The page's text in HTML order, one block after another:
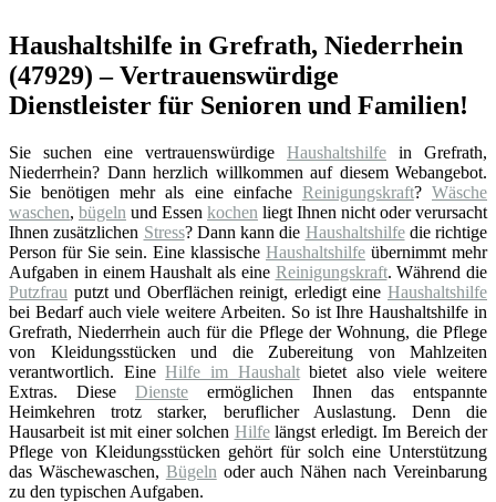
Haushaltshilfe in Grefrath, Niederrhein
(47929) – Vertrauenswürdige
Dienstleister für Senioren und Familien!
Sie suchen eine vertrauenswürdige Haushaltshilfe in Grefrath,
Niederrhein? Dann herzlich willkommen auf diesem Webangebot.
Sie benötigen mehr als eine einfache Reinigungskraft?Wäsche
waschen, bügeln und Essen kochen liegt Ihnen nicht oder verursacht
Ihnen zusätzlichen Stress? Dann kann die Haushaltshilfedie richtige
Person für Sie sein. Eine klassische Haushaltshilfe übernimmt mehr
Aufgaben in einem Haushalt als eine Reinigungskraft. Während die
Putzfrau putzt und Oberflächen reinigt, erledigt eine Haushaltshilfe
bei Bedarf auch viele weitere Arbeiten. So ist Ihre Haushaltshilfe in
Grefrath, Niederrhein auch für die Pflege der Wohnung, die Pflege
von Kleidungsstücken und die Zubereitung von Mahlzeiten
verantwortlich. EineHilfe im Haushaltbietet also viele weitere
Extras. Diese Dienste ermöglichen Ihnen das entspannte
Heimkehren trotz starker, beruflicher Auslastung. Denn die
Hausarbeit ist mit einer solchen Hilfelängst erledigt. Im Bereich der
Pflege von Kleidungsstücken gehört für solch eine Unterstützung
das Wäschewaschen, Bügeln oder auch Nähen nach Vereinbarung
zu den typischen Aufgaben.